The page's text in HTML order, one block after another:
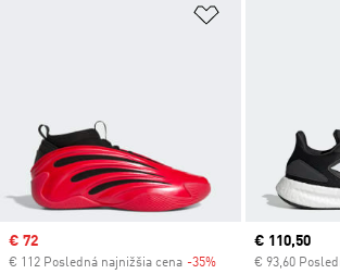
Pridať do
Sale price
€ 72
€ 112 Posledná najnižšia cena -35% Discount
Current price
€ 110,50
€ 93,60